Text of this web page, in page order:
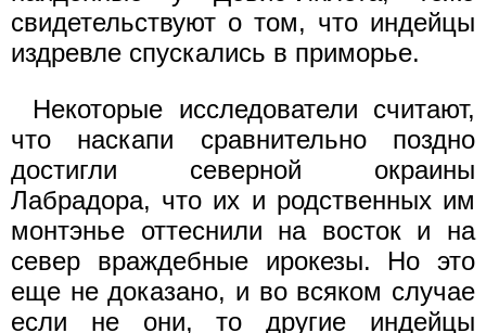
свидетельствуют о том, что индейцы
издревле спускались в приморье.
Некоторые исследователи считают,
что наскапи сравнительно поздно
достигли северной окраины
Лабрадора, что их и родственных им
монтэнье оттеснили на восток и на
север враждебные ирокезы. Но это
еще не доказано, и во всяком случае
если не они, то другие индейцы